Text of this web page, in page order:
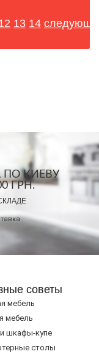
13 14
ПО КИЕВУ
ГРН.
советы
мебель
мебель
шкафы-купе
столы